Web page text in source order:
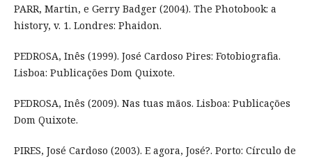
PARR, Martin, e Gerry Badger (2004). The Photobook: a
history, v. 1. Londres: Phaidon.
PEDROSA, Inês (1999). José Cardoso Pires: Fotobiografia.
Lisboa: Publicações Dom Quixote.
PEDROSA, Inês (2009). Nas tuas mãos. Lisboa: Publicações
Dom Quixote.
PIRES, José Cardoso (2003). E agora, José?. Porto: Círculo de